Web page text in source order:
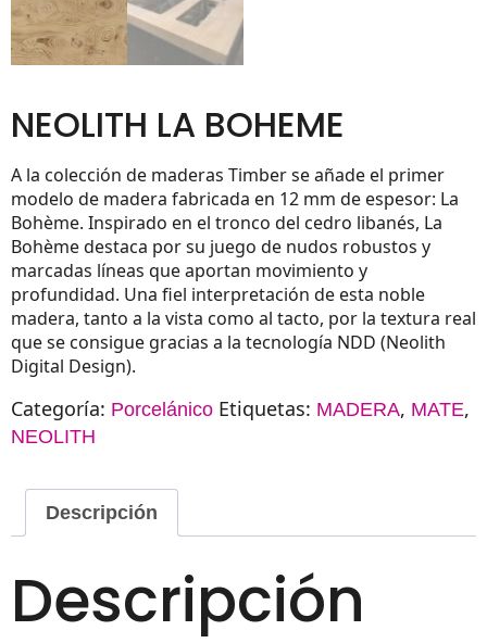
NEOLITH LA BOHEME
A la colección de maderas Timber se añade el primer
modelo de madera fabricada en 12 mm de espesor: La
Bohème. Inspirado en el tronco del cedro libanés, La
Bohème destaca por su juego de nudos robustos y
marcadas líneas que aportan movimiento y
profundidad. Una fiel interpretación de esta noble
madera, tanto a la vista como al tacto, por la textura real
que se consigue gracias a la tecnología NDD (Neolith
Digital Design).
Categoría: Porcelánico Etiquetas: MADERA, MATE,
NEOLITH
Descripción
Descripción